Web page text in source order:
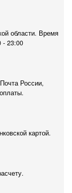
области. Время
- 23:00
России,
картой.